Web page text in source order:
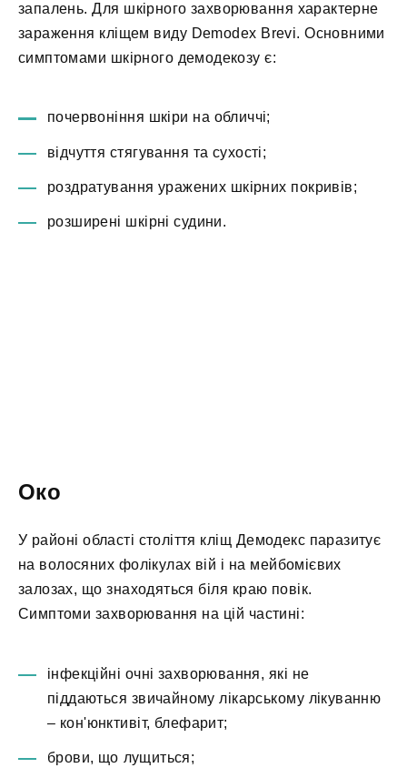
запалень. Для шкірного захворювання характерне
зараження кліщем виду Demodex Brevi. Основними
симптомами шкірного демодекозу є:
почервоніння шкіри на обличчі;
відчуття стягування та сухості;
роздратування уражених шкірних покривів;
розширені шкірні судини.
Око
У районі області століття кліщ Демодекс паразитує
на волосяних фолікулах вій і на мейбомієвих
залозах, що знаходяться біля краю повік.
Симптоми захворювання на цій частині:
інфекційні очні захворювання, які не
піддаються звичайному лікарському лікуванню
– кон'юнктивіт, блефарит;
брови, що лущиться;